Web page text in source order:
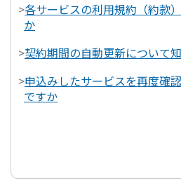
>各サービスの利用規約（約款
か
>契約期間の自動更新について
>申込みしたサービスを再度確
ですか